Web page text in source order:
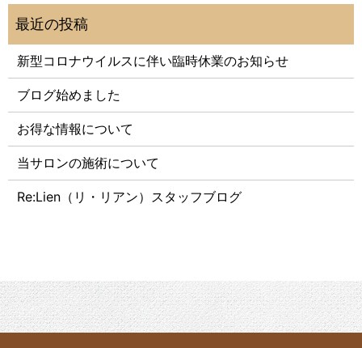
新型コロナウイルスに伴い臨時休業のお知らせ
ブログ始めました
お得な情報について
当サロンの施術について
Re:Lien（リ・リアン）スタッフブログ